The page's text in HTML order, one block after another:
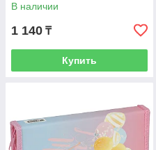
В наличии
1 140 ₸
Купить